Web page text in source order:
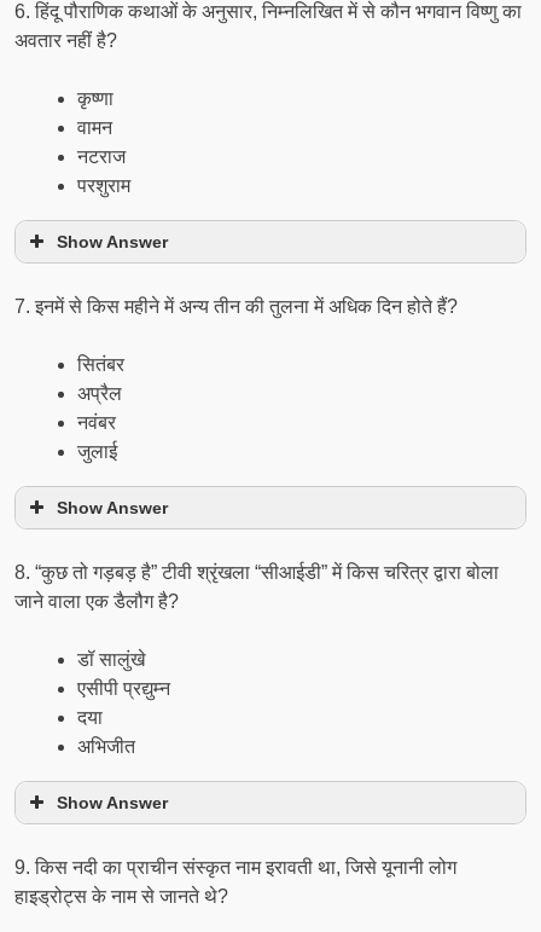
6. हिंदू पौराणिक कथाओं के अनुसार, निम्नलिखित में से कौन भगवान विष्णु का
अवतार नहीं है?
कृष्णा
वामन
नटराज
परशुराम
Show Answer
7. इनमें से किस महीने में अन्य तीन की तुलना में अधिक दिन होते हैं?
सितंबर
अप्रैल
नवंबर
जुलाई
Show Answer
8. “कुछ तो गड़बड़ है” टीवी श्रृंखला “सीआईडी” में किस चरित्र द्वारा बोला
जाने वाला एक डैलौग है?
डॉ सालुंखे
एसीपी प्रद्युम्न
दया
अभिजीत
Show Answer
9. किस नदी का प्राचीन संस्कृत नाम इरावती था, जिसे यूनानी लोग
हाइड्रोट्स के नाम से जानते थे?